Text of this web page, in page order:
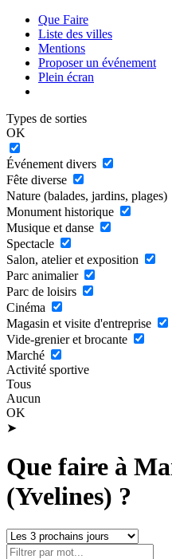
Que Faire
Liste des villes
Mentions
Proposer un événement
Plein écran
Types de sorties
OK
Événement divers
Fête diverse
Nature (balades, jardins, plages)
Monument historique
Musique et danse
Spectacle
Salon, atelier et exposition
Parc animalier
Parc de loisirs
Cinéma
Magasin et visite d'entreprise
Vide-grenier et brocante
Marché
Activité sportive
Tous
Aucun
OK
➤
Que faire à
(Yvelines) ?